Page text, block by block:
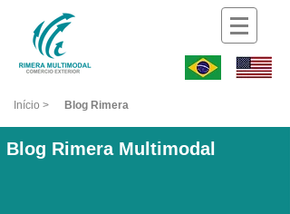
Início > Blog Rimera
Blog Rimera Multimodal